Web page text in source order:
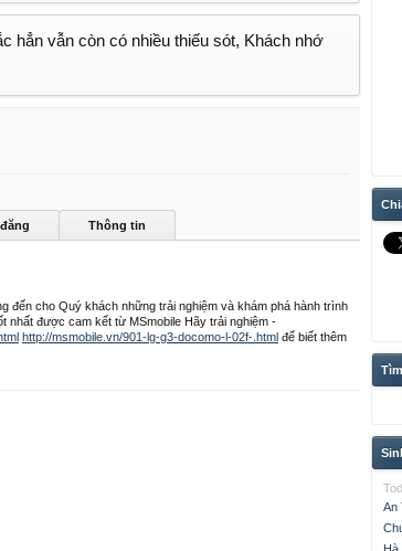
hẳn vẫn còn có nhiều thiếu sót, Khách nhớ
Thông tin
đến cho Quý khách những trải nghiệm và khám phá hành trình
nhất được cam kết từ MSmobile Hãy trải nghiệm -
http://msmobile.vn/901-lg-g3-docomo-l-02f-.html để biết thêm
An